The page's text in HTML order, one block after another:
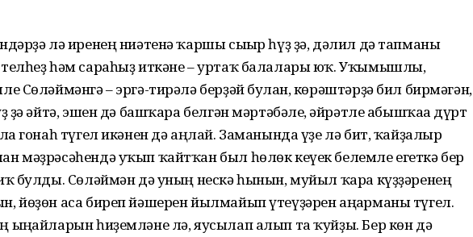
лә иренең ниәтенә ҡаршы сығыр һүҙ ҙә, дәлил дә тапманы
һәм сараһыҙ иткәне – уртаҡ балалары юҡ. Уҡымышлы,
Сөләймәнгә – эргә-тирәлә берҙәй булған, көрәштәрҙә бил бирмәгән,
ҙә әйтә, эшен дә башҡара белгән мәртәбәле, ғәйрәтле абышҡаға дүрт
ла гонаһ түгел икәнен дә аңлай. Заманында үҙе лә бит, ҡайҙалыр
мәҙрәсәһендә уҡып ҡайтҡан был һөлөк кеүек белемле егеткә бер
булды. Сөләймән дә уның нескә һынын, муйыл ҡара күҙҙәренең
йөҙөн аса биреп йәшерен йылмайып үтеүҙәрен аңғарманы түгел.
ыңғайларын һиҙемләне лә, яусылап алып та ҡуйҙы. Бер көн дә